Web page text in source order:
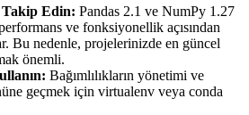
Edin: Pandas 2.1 ve NumPy 1.27
ve fonksiyonellik açısından
Bu nedenle, projelerinizde en güncel
önemli.
Bağımlılıkların yönetimi ve
geçmek için virtualenv veya conda